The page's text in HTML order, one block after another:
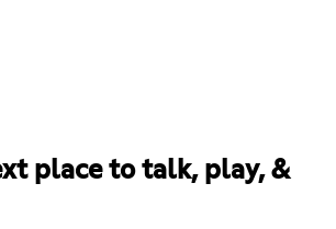
place to talk, play, &